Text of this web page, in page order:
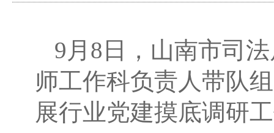
9月8日，山南市司
师工作科负责人带队
展行业党建摸底调研